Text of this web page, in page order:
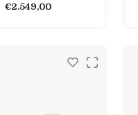
€2.549,00